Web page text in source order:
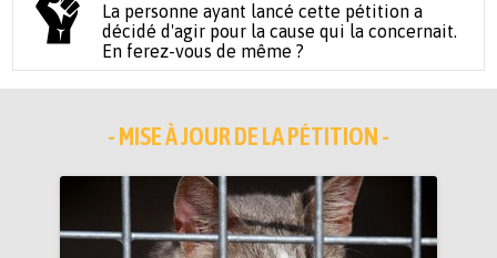
La personne ayant lancé cette pétition a
décidé d'agir pour la cause qui la concernait.
En ferez-vous de même ?
- MISE À JOUR DE LA PÉTITION -